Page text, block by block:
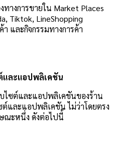
ทางการขายใน Market Places
Tiktok, LineShopping
และกิจกรรมทางการค้า
และแอปพลิเคชัน
ไซต์และแอปพลิเคชันของร้าน
ต์และแอปพลิเคชัน ไม่ว่าโดยตรง
ณะหนึ่ง ดังต่อไปนี้